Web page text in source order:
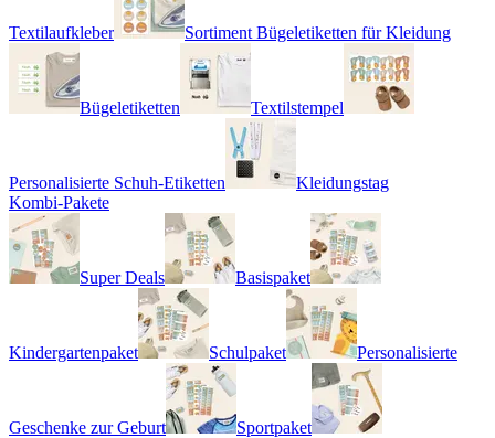
Textilaufkleber Sortiment Bügeletiketten für Kleidung
Bügeletiketten Textilstempel
Personalisierte Schuh-Etiketten
Kleidungstag
Kombi-Pakete
Super Deals Basispaket
Kindergartenpaket Schulpaket Personalisierte
Geschenke zur Geburt Sportpaket